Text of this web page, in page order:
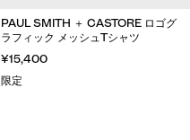
PAUL SMITH ＋ CASTORE ロゴグ
ラフィック メッシュTシャツ
¥15,400
限定